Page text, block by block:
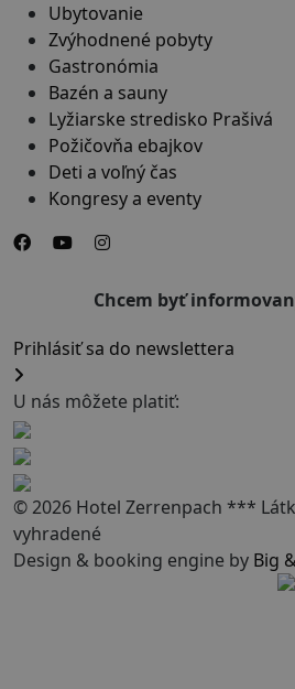
Ubytovanie
Zvýhodnené pobyty
Gastronómia
Bazén a sauny
Lyžiarske stredisko Prašivá
Požičovňa ebajkov
Deti a voľný čas
Kongresy a eventy
Chcem byť
Prihlásiť sa do newslettera
U nás môžete platiť:
© 2026 Hotel Zerrenpach ***
vyhradené
Design & booking engine by Big